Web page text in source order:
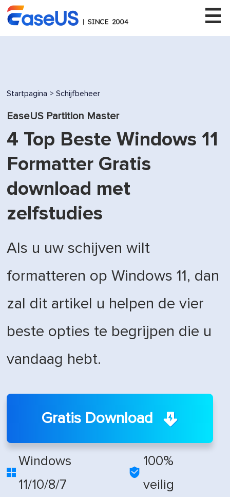
Startpagina > Schijfbeheer
EaseUS Partition Master
4 Top Beste Windows 11
Formatter Gratis
download met
zelfstudies
Als u uw schijven wilt
formatteren op Windows 11, dan
zal dit artikel u helpen de vier
beste opties te begrijpen die u
vandaag hebt.
Gratis Download

Windows
11/10/8/7

100%
veilig